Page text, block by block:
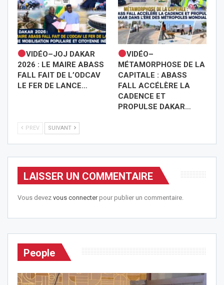
VIDÉO–JOJ DAKAR
2026 : LE MAIRE ABASS
FALL FAIT DE L’ODCAV
LE FER DE LANCE…
VIDÉO–
MÉTAMORPHOSE DE LA
CAPITALE : ABASS
FALL ACCÉLÈRE LA
CADENCE ET
PROPULSE DAKAR…
PREV SUIVANT
LAISSER UN COMMENTAIRE
Vous devez vous connecterpour publier un commentaire.
People